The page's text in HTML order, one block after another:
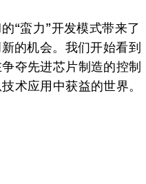
“蛮力”开发模式带来了
的机会。我们开始看到
夺先进芯片制造的控制
术应用中获益的世界。